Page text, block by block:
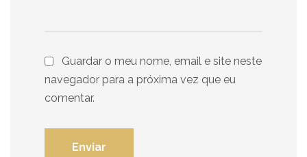
Guardar o meu nome, email e site neste
navegador para a próxima vez que eu
comentar.